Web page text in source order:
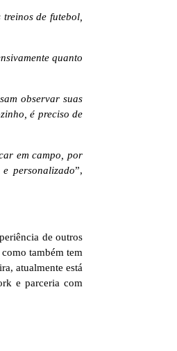
de futebol,
quanto
observar suas
é preciso de
em campo, por
personalizado”,
de outros
também tem
atualmente está
e parceria com